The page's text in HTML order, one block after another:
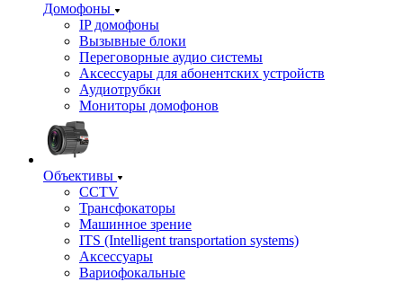
Домофоны
IP домофоны
Вызывные блоки
Переговорные аудио системы
Аксессуары для абонентских устройств
Аудиотрубки
Мониторы домофонов
Объективы
CCTV
Трансфокаторы
Машинное зрение
ITS (Intelligent transportation systems)
Аксессуары
Вариофокальные